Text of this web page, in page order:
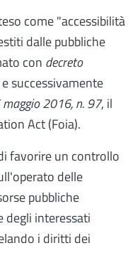
come "accessibilità
dalle pubbliche
con decreto
e successivamente
2016, n. 97, il
Act (Foia).
favorire un controllo
delle
pubbliche
degli interessati
i diritti dei